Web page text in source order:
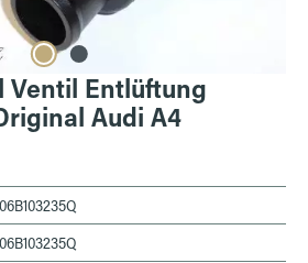
Entlüftung
Audi A4
06B103235Q
06B103235Q